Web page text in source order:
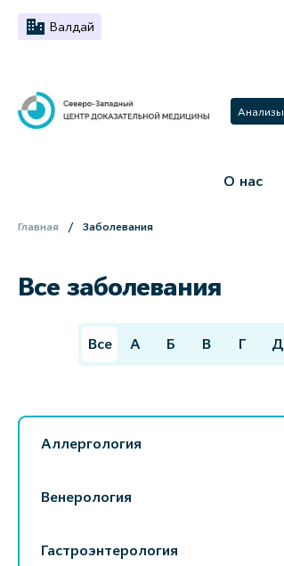
Валдай
Анализы
О нас
Главная Заболевания
Все заболевания
Все А Б В Г Д
Аллергология
Венерология
Гастроэнтерология